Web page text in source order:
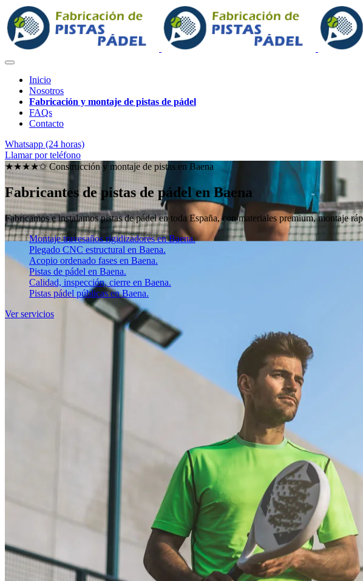
Inicio
Nosotros
Fabricación y montaje de pistas de pádel
FAQs
Contacto
Whatsapp (24 horas)
Llamar por teléfono
★★★★✩ Construcción y montaje de pistas en Baena
Fabricantes de pistas de pádel en Baena
Fabricamos e instalamos pistas de pádel en toda España, con materiales premium, montaje
Montaje travesaños rigidizadores en Baena.
Plegado CNC estructural en Baena.
Acopio ordenado fases en Baena.
Pistas de pádel en Baena.
Calidad, inspección, cierre en Baena.
Pistas pádel públicas en Baena.
Ver servicios